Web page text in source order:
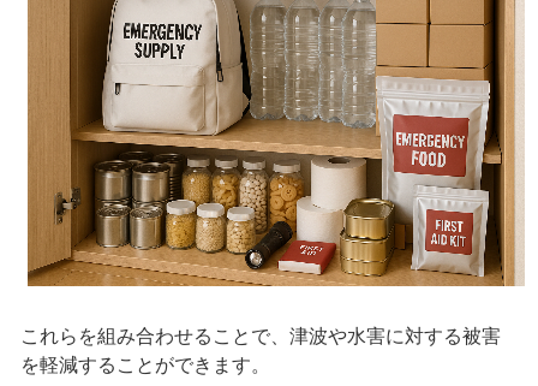
これらを組み合わせることで、津波や水害に対する被害
を軽減することができます。